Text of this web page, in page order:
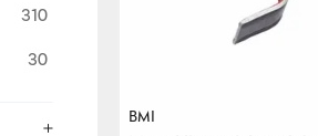
310
30
BMI